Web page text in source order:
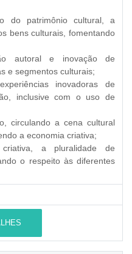
do patrimônio cultural, a
bens culturais, fomentando
autoral e inovação de
e segmentos culturais;
inovadoras de
inclusive com o uso de
circulando a cena cultural
a economia criativa;
a pluralidade de
o respeito às diferentes